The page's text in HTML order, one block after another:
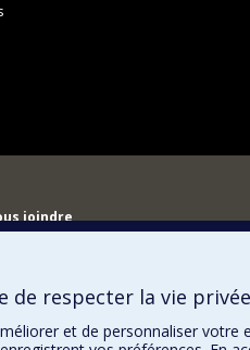
joindre
de respecter la vie privée
et de personnaliser